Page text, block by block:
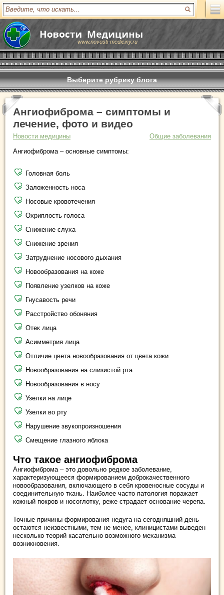
www.novosti-mediciny.ru
Выберите рубрику блога
Ангиофиброма – симптомы и
лечение, фото и видео
Новости медицины
Общие заболевания
Ангиофиброма – основные симптомы:
Головная боль
Заложенность носа
Носовые кровотечения
Охриплость голоса
Снижение слуха
Снижение зрения
Затруднение носового дыхания
Новообразования на коже
Появление узелков на коже
Гнусавость речи
Расстройство обоняния
Отек лица
Асимметрия лица
Отличие цвета новообразования от цвета кожи
Новообразования на слизистой рта
Новообразования в носу
Узелки на лице
Узелки во рту
Нарушение звукопроизношения
Смещение глазного яблока
Что такое ангиофиброма
Ангиофиброма – это довольно редкое заболевание,
характеризующееся формированием доброкачественного
новообразования, включающего в себя кровеносные сосуды и
соединительную ткань. Наиболее часто патология поражает
кожный покров и носоглотку, реже страдает основание черепа.
Точные причины формирования недуга на сегодняшний день
остаются неизвестными, тем не менее, клиницистами выведен
несколько теорий касательно возможного механизма
возникновения.